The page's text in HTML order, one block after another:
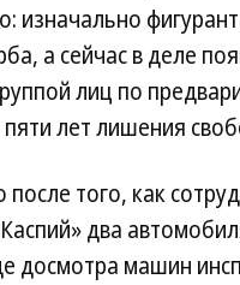
изначально
а сейчас в деле
лиц по
лет лишения
после того, как
два
досмотра машин